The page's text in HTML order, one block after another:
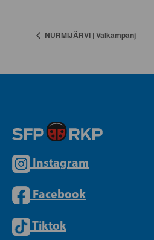
NURMIJÄRVI | Valkampanj
Instagram
Facebook
Tiktok